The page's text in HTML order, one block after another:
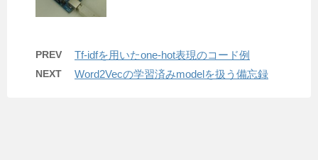
PREV Tf-idfを用いたone-hot表現のコード例
NEXT Word2Vecの学習済みmodelを扱う備忘録